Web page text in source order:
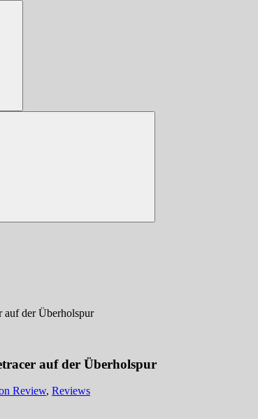
Suchen
auf der Überholspur
auf der Überholspur
Review, Reviews